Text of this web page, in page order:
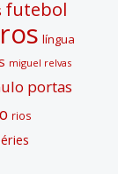
futebol
lí­ngua
miguel relvas
portas
rios